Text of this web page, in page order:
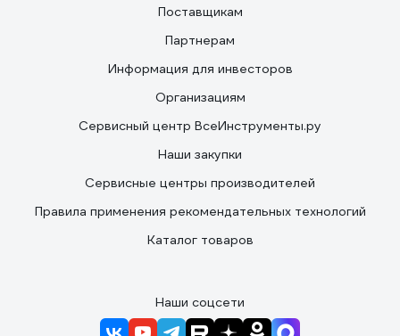
Поставщикам
Партнерам
Информация для инвесторов
Организациям
Сервисный центр ВсеИнструменты.ру
Наши закупки
Сервисные центры производителей
Правила применения рекомендательных технологий
Каталог товаров
Наши соцсети